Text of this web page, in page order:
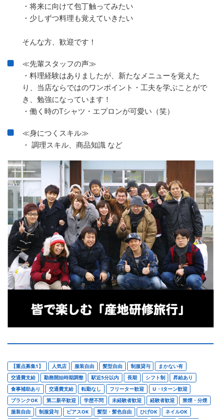
・将来に向けて包丁触ってみたい
・少しずつ料理も覚えていきたい
そんな方、歓迎です！
≪先輩スタッフの声≫
・料理経験はありましたが、新たなメニューを覚えた
り、当店ならではのワンポイント・工夫を学ぶことがで
き、勉強になっています！
・働く時のTシャツ・エプロンが可愛い（笑）
≪身につくスキル≫
・ 調理スキル、商品知識 など
【重点募集1】 人気店 服装自由 髪型自由 制服貸与
まかない有
交通費支給
勤務開始時期調整 駅近5分以内 長期 シフト制
昇給あり
食事補助あり
交通費支給 転勤なし フリーター歓迎
U・Iターン歓迎
ブランクOK
第二新卒歓迎 学歴不問 未経験者歓迎 経験者歓迎
禁煙・分煙
服装自由
制服貸与 ピアスOK 髪型・髪色自由 ひげOK
ネイルOK